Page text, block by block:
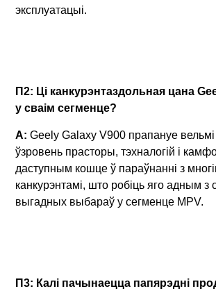
эксплуатацыі.
П2: Ці канкурэнтаздольная цана
у сваім сегменце?
A: Geely Galaxy V900 прапануе вельмі
ўзровень прасторы, тэхналогій і
даступным кошце ў параўнанні з
канкурэнтамі, што робіць яго адным з
выгадных выбараў у сегменце MPV.
П3: Калі пачынаецца папярэдні